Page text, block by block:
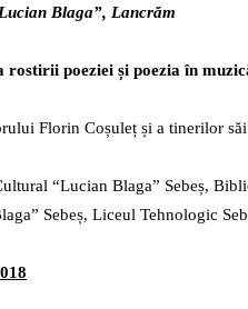
Blaga”, Lancrăm
rostirii poeziei și poezia în
Florin Coșuleț și a tinerilor
“Lucian Blaga” Sebeș,
Sebeș, Liceul Tehnologic